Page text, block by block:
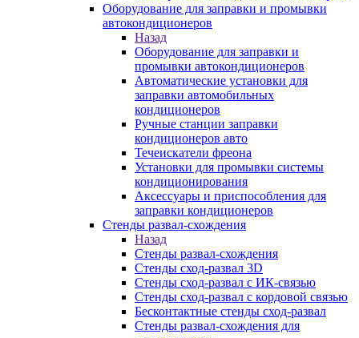
Оборудование для заправки и промывки
автокондиционеров
Назад
Оборудование для заправки и
промывки автокондиционеров
Автоматические установки для
заправки автомобильных
кондиционеров
Ручные станции заправки
кондиционеров авто
Течеискатели фреона
Установки для промывки системы
кондиционирования
Аксессуары и приспособления для
заправки кондиционеров
Стенды развал-схождения
Назад
Стенды развал-схождения
Стенды сход-развал 3D
Стенды сход-развал с ИК-связью
Стенды сход-развал с кордовой связью
Бесконтактные стенды сход-развал
Стенды развал-схождения для